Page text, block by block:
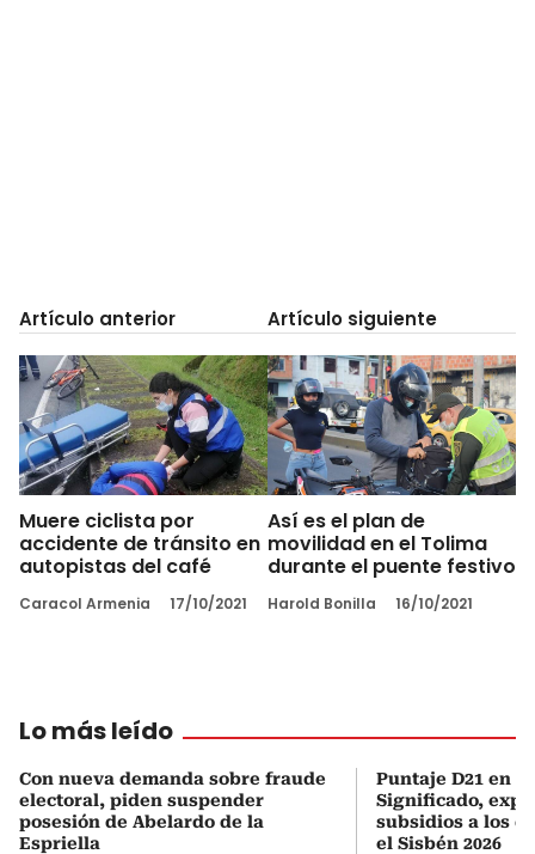
Artículo anterior
Muere ciclista por
accidente de tránsito en
autopistas del café
Caracol Armenia 17/10/2021
Artículo siguiente
Así es el plan de
movilidad en el Tolima
durante el puente festivo
Harold Bonilla 16/10/2021
Lo más leído
Con nueva demanda sobre fraude
electoral, piden suspender
posesión de Abelardo de la
Espriella
Puntaje D21 en
Significado,
subsidios a los
el Sisbén 2026